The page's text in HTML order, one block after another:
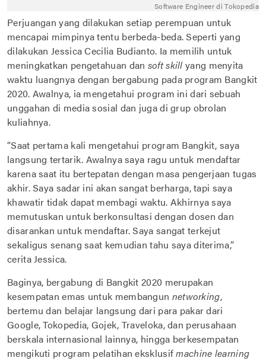
Software Engineer di Tokopedia
Perjuangan yang dilakukan setiap perempuan untuk
mencapai mimpinya tentu berbeda-beda. Seperti yang
dilakukan Jessica Cecilia Budianto. Ia memilih untuk
meningkatkan pengetahuan dan soft skill yang menyita
waktu luangnya dengan bergabung pada program Bangkit
2020. Awalnya, ia mengetahui program ini dari sebuah
unggahan di media sosial dan juga di grup obrolan
kuliahnya.
“Saat pertama kali mengetahui program Bangkit, saya
langsung tertarik. Awalnya saya ragu untuk mendaftar
karena saat itu bertepatan dengan masa pengerjaan tugas
akhir. Saya sadar ini akan sangat berharga, tapi saya
khawatir tidak dapat membagi waktu. Akhirnya saya
memutuskan untuk berkonsultasi dengan dosen dan
disarankan untuk mendaftar. Saya sangat terkejut
sekaligus senang saat kemudian tahu saya diterima,”
cerita Jessica.
Baginya, bergabung di Bangkit 2020 merupakan
kesempatan emas untuk membangun networking,
bertemu dan belajar langsung dari para pakar dari
Google, Tokopedia, Gojek, Traveloka, dan perusahaan
berskala internasional lainnya, hingga berkesempatan
mengikuti program pelatihan eksklusifmachine learning